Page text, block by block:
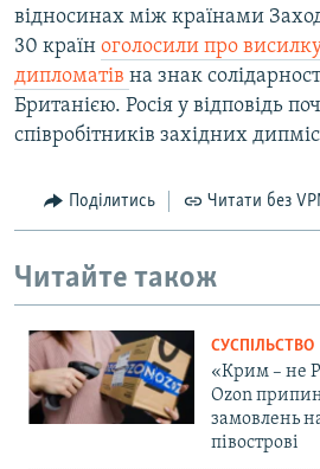
відносинах між країнами
30 країн оголосили про
дипломатів на знак
Британією. Росія у відповідь
співробітників західних
Поділитись Читати без
Читайте також
СУСПІЛЬСТВО
«Крим – не
Ozon
замовлень
півострові